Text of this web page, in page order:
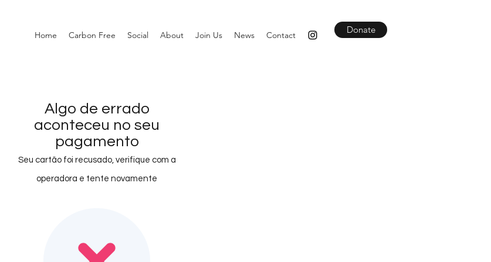
Home Carbon Free Social About Join Us News Contact Donate
Algo de errado
aconteceu no seu
pagamento
Seu cartão foi recusado, verifique com a
operadora e tente novamente